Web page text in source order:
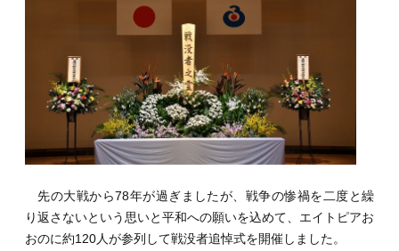
先の大戦から78年が過ぎましたが、戦争の惨禍を二度と繰
り返さないという思いと平和への願いを込めて、エイトピアお
おのに約120人が参列して戦没者追悼式を開催しました。